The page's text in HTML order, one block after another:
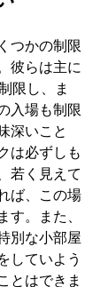
つかの制限
彼らは主に
限し、ま
入場も制限
深いこと
は必ずしも
若く見えて
ば、この場
。また、
別な小部屋
していよう
とはできま